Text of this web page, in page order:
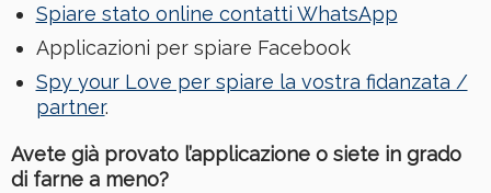
Spiare stato online contatti WhatsApp
Applicazioni per spiare Facebook
Spy your Love per spiare la vostra fidanzata /
partner.
Avete già provato l’applicazione o siete in grado
di farne a meno?